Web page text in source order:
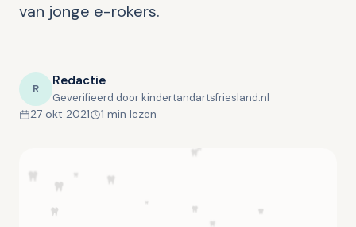
van jonge e-rokers.
R Redactie
Geverifieerd door kindertandartsfriesland.nl
27 okt 2021 1 min lezen